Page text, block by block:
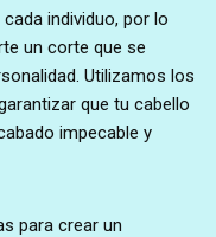
individuo, por lo
un corte que se
Utilizamos los
que tu cabello
impecable y
para crear un